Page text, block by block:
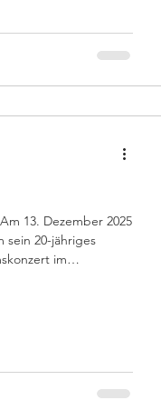
13. Dezember 2025
sein 20-jähriges
im